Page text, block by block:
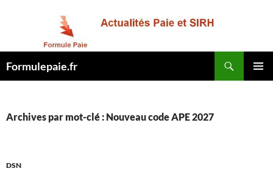
Formulepaie.fr
Archives par mot-clé : Nouveau code APE 2027
DSN